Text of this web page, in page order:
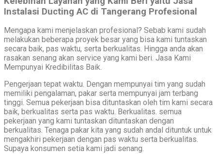
Instalasi Ducting AC di Tangerang Profesional
Mengapa kami menjelaskan profesional? Sebab kami sudah
melakukan beberapa proyek besar yang bisa kami tuntaskan
secara baik, pas waktu, serta berkualitas. Hingga anda akan
rasakan senang akan service yang kami beri. Jasa Kami
Mempunyai Kredibilitas Baik.
Pengerjaan tepat waktu. Dengan mempunyai tim yang sudah
memiliki pengalaman, pakar serta mempunyai jam terbang
tinggi. Semua pekerjaan bisa dituntaskan oleh tim kami secara
baik, berkualitas serta pas waktu. Berkualitas. semua
pekerjaan yang kami tuntaskan dituntaskan dengan
berkualitas. Tenaga pakar kita yang sudah andal dituntuk untuk
mengakhiri pekerjaan dengan pas waktu serta berkualitas.
Supaya konsumen setia kami jadi senang.